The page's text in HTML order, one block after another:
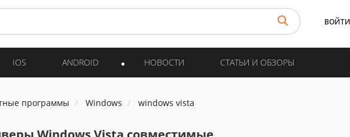
ВОЙТИ
IOS ANDROID НОВОСТИ СТАТЬИ И ОБЗОРЫ
программы Windows windows vista